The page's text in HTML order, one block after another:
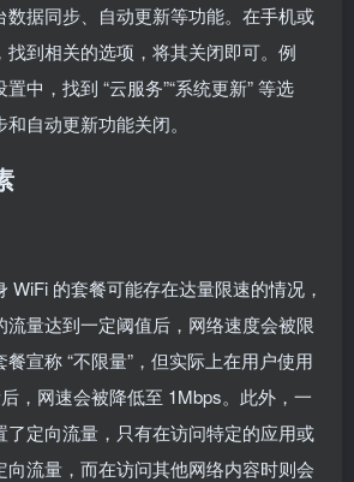
数据同步、自动更新等功能。在手机或
找到相关的选项，将其关闭即可。例
中，找到 “云服务”“系统更新” 等选
自动更新功能关闭。
WiFi 的套餐可能存在达量限速的情况，
流量达到一定阈值后，网络速度会被限
宣称 “不限量”，但实际上在用户使用
，网速会被降低至 1Mbps。此外，一
了定向流量，只有在访问特定的应用或
向流量，而在访问其他网络内容时则会